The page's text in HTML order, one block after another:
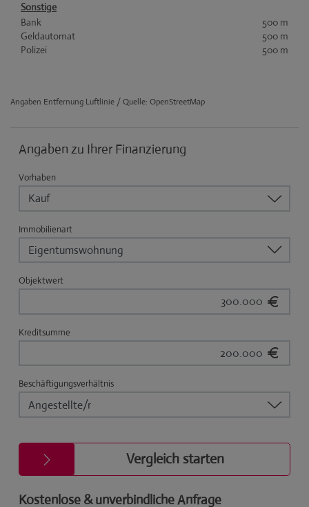
Sonstige
Bank
500 m
Geldautomat
500 m
Polizei
500 m
Angaben Entfernung Luftlinie / Quelle: OpenStreetMap